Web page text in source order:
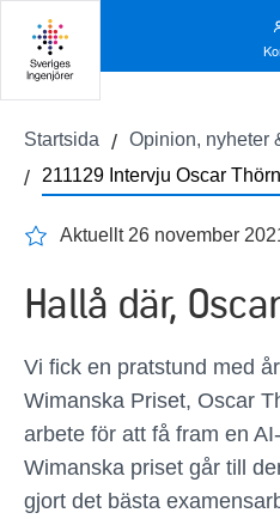
Startsida Opinion, nyheter
211129 Intervju Oscar Thörn
Aktuellt 26 november
Hallå där,
Vi fick en pratstund med
Wimanska Priset, Oscar
arbete för att få fram en
Wimanska priset går till
gjort det bästa